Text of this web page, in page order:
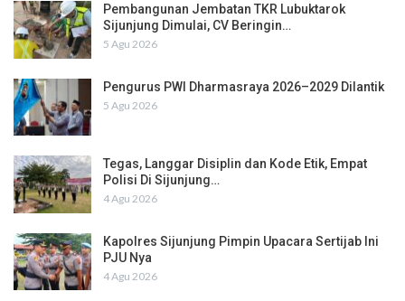
Pembangunan Jembatan TKR Lubuktarok
Sijunjung Dimulai, CV Beringin…
5 Agu 2026
Pengurus PWI Dharmasraya 2026–2029 Dilantik
5 Agu 2026
Tegas, Langgar Disiplin dan Kode Etik, Empat
Polisi Di Sijunjung…
4 Agu 2026
Kapolres Sijunjung Pimpin Upacara Sertijab Ini
PJU Nya
4 Agu 2026